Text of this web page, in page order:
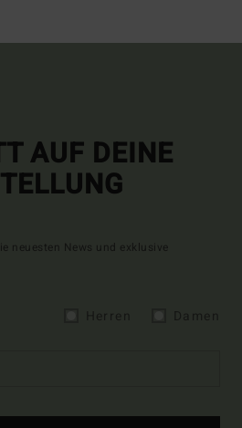
AUF DEINE
neuesten News und exklusive